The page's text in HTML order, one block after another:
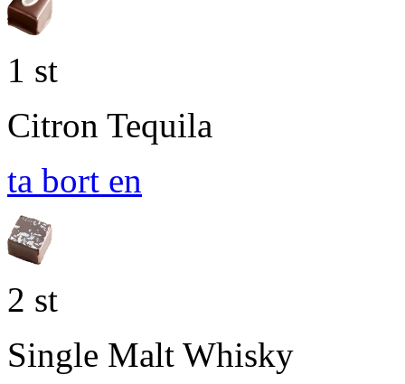
1 st
Citron Tequila
ta bort en
2 st
Single Malt Whisky